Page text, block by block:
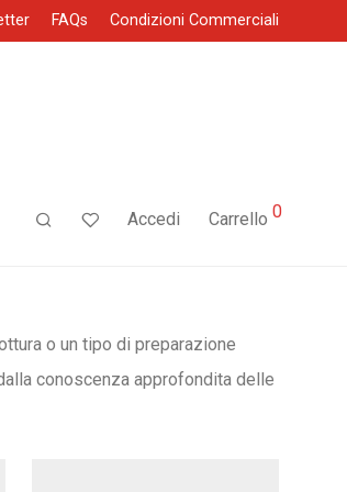
FAQs Condizioni Commerciali
Accedi Carrello 0
o un tipo di preparazione
conoscenza approfondita delle